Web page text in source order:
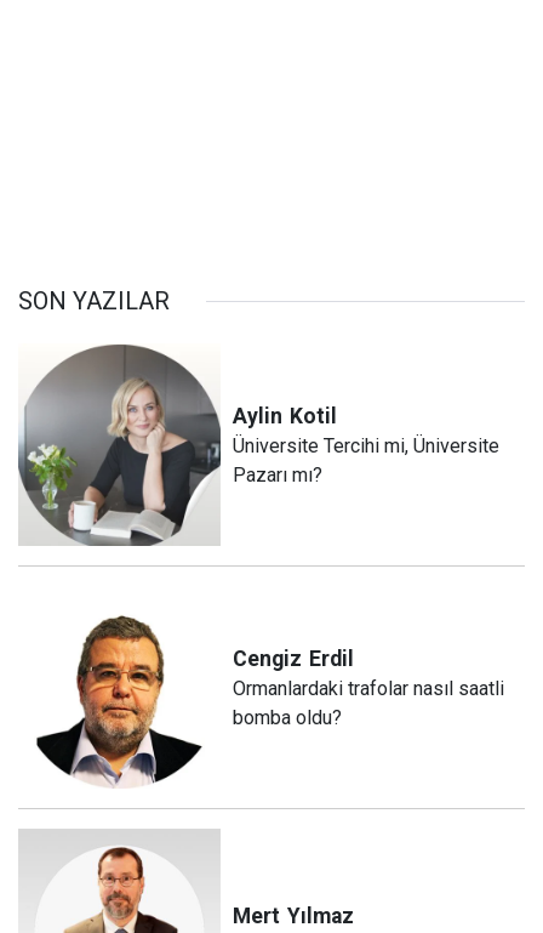
SON YAZILAR
Aylin Kotil
Üniversite Tercihi mi, Üniversite
Pazarı mı?
Cengiz Erdil
Ormanlardaki trafolar nasıl saatli
bomba oldu?
Mert Yılmaz